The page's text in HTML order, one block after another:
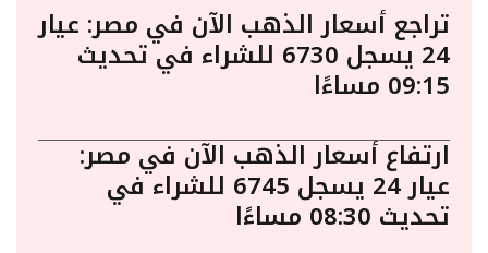
تراجع أسعار الذهب الآن في مصر: عيار
24 يسجل 6730 للشراء في تحديث
09:15 مساءًا
ارتفاع أسعار الذهب الآن في مصر:
عيار 24 يسجل 6745 للشراء في
تحديث 08:30 مساءًا